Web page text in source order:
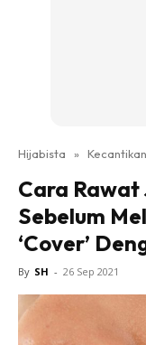
Hijabista » Kecantikan
Cara
Sebelum
‘Cover’
By SH - 26 Sep 2021